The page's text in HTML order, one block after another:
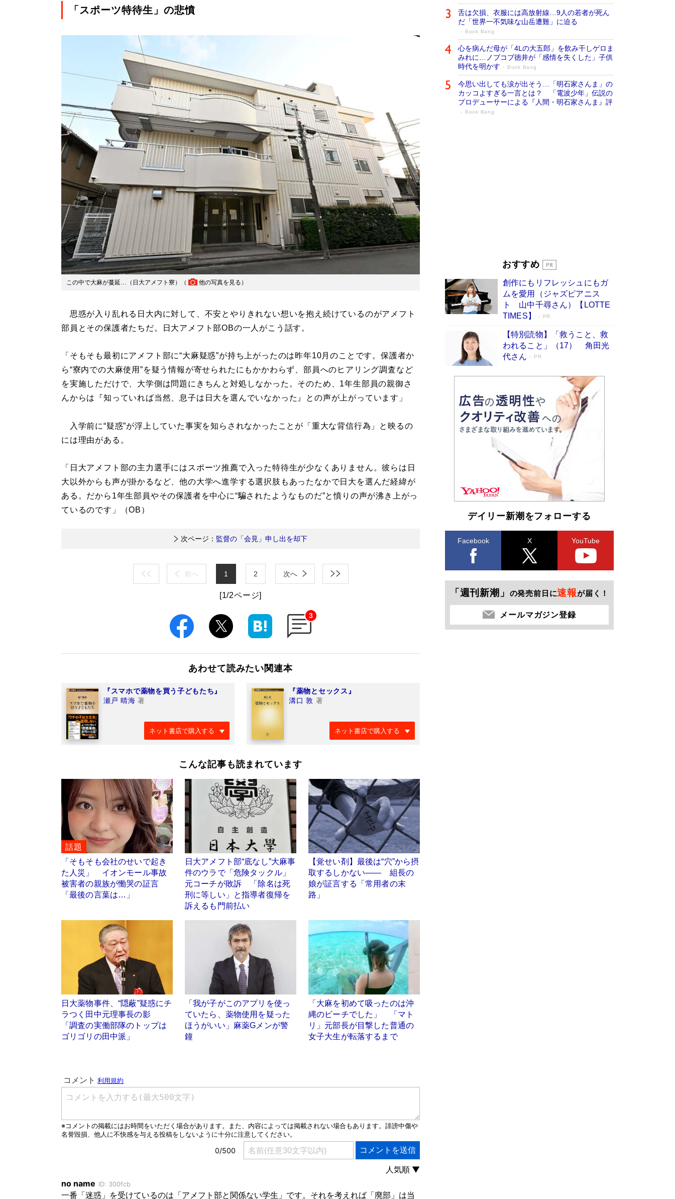
「スポーツ特待生」の悲憤
この中で大麻が蔓延…（日大アメフト寮）（ 他の写真を見る ）
思惑が入り乱れる日大内に対して、不安とやりきれない想いを抱え続けているのがアメフト
部員とその保護者たちだ。日大アメフト部OBの一人がこう話す。
「そもそも最初にアメフト部に“大麻疑惑”が持ち上がったのは昨年10月のことです。保護者か
ら“寮内での大麻使用”を疑う情報が寄せられたにもかかわらず、部員へのヒアリング調査など
を実施しただけで、大学側は問題にきちんと対処しなかった。そのため、1年生部員の親御さ
んからは『知っていれば当然、息子は日大を選んでいなかった』との声が上がっています」
入学前に“疑惑”が浮上していた事実を知らされなかったことが「重大な背信行為」と映るの
には理由がある。
「日大アメフト部の主力選手にはスポーツ推薦で入った特待生が少なくありません。彼らは日
大以外からも声が掛かるなど、他の大学へ進学する選択肢もあったなかで日大を選んだ経緯が
ある。だから1年生部員やその保護者を中心に“騙されたようなものだ”と憤りの声が沸き上がっ
ているのです」（OB）
次ページ： 監督の「会見」申し出を却下
前へ 1 2 次へ
[1/2ページ]
3
あわせて読みたい関連本
『スマホで薬物を買う子どもたち』
瀬戸 晴海 著
ネット書店で購入する
『薬物とセックス』
溝口 敦 著
ネット書店で購入する
こんな記事も読まれています
話題
「そもそも会社のせいで起き
た人災」 イオンモール事故
被害者の親族が慟哭の証言
「最後の言葉は…」
日大アメフト部“底なし”大麻事
件のウラで「危険タックル」
元コーチが敗訴 「除名は死
刑に等しい」と指導者復帰を
訴えるも門前払い
【覚せい剤】最後は“穴”から摂
取するしかない―― 組長の
娘が証言する「常用者の末
路」
日大薬物事件、“隠蔽”疑惑にチ
ラつく田中元理事長の影
「調査の実働部隊のトップは
ゴリゴリの田中派」
「我が子がこのアプリを使っ
ていたら、薬物使用を疑った
ほうがいい」麻薬Gメンが警
鐘
「大麻を初めて吸ったのは沖
縄のビーチでした」 「マト
リ」元部長が目撃した普通の
女子大生が転落するまで
舌は欠損、衣服には高放射線…9人の若者が死ん
だ「世界一不気味な山岳遭難」に迫る
Book Bang
心を病んだ母が「4Lの大五郎」を飲み干しゲロま
みれに…ノブコブ徳井が「感情を失くした」子供
時代を明かす
Book Bang
今思い出しても涙が出そう…「明石家さんま」の
カッコよすぎる一言とは？ 「電波少年」伝説の
プロデューサーによる『人間・明石家さんま』評
Book Bang
開発への関心を押し上げた18年の物語に幕 特装
Book Bang
「不意に涙が出そうに…」高嶋政伸が明かし
た“13歳の娘を暴行する役”への葛藤 インティマ
シーコーディネーターに支えられたNHK『大奥』
おすすめ
創作にもリフレッシュにもガ
ムを愛用（ジャズピアニス
ト 山中千尋さん）【LOTTE
TIMES】
PR
【特別読物】「救うこと、救
われること」（17） 角田光
代さん
PR
デイリー新潮をフォローする
Facebook X YouTube
「週刊新潮」 の発売前日に速報が届く！
メールマガジン登録